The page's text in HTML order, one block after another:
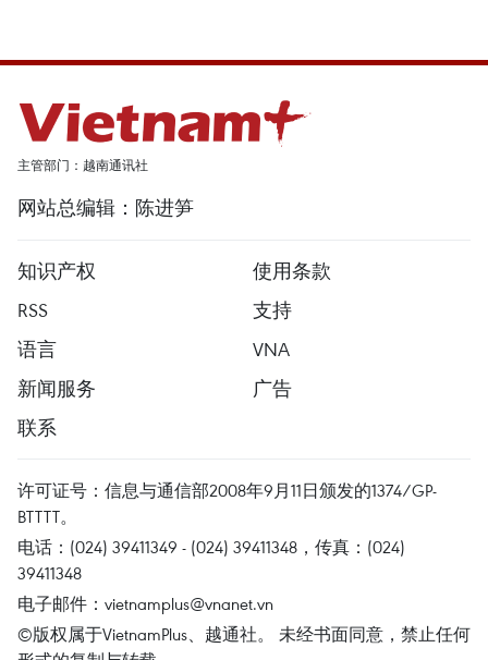
主管部门：越南通讯社
网站总编辑：陈进笋
知识产权
使用条款
RSS
支持
语言
VNA
新闻服务
广告
联系
许可证号：信息与通信部2008年9月11日颁发的1374/GP-
BTTTT。
电话：(024) 39411349 - (024) 39411348，传真：(024)
39411348
电子邮件： vietnamplus@vnanet.vn
©版权属于VietnamPlus、越通社。 未经书面同意，禁止任何